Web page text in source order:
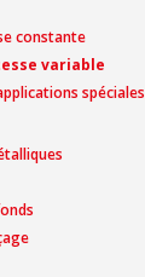
constante
variable
spéciales